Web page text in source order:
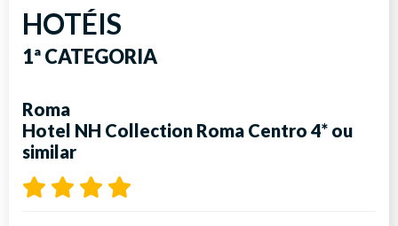
HOTÉIS
1ª CATEGORIA
Roma
Hotel NH Collection Roma Centro 4* ou
similar